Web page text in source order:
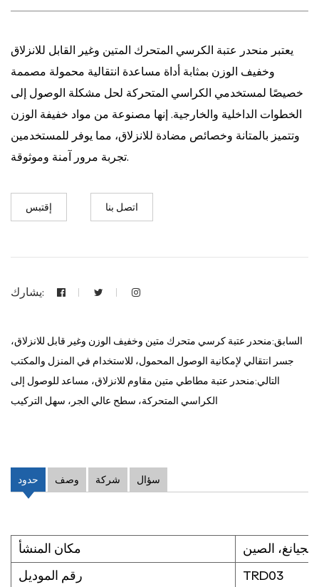
يعتبر منحدر عتبة الكرسي المتحرك المتين وغير القابل للانزلاق
وخفيف الوزن بمثابة أداة مساعدة انتقالية محمولة مصممة
خصيصًا لمستخدمي الكراسي المتحركة لحل مشكلة الوصول إلى
الخطوات الداخلية والخارجية. إنها مصنوعة من مواد خفيفة الوزن
وتتميز بالمتانة وخصائص مضادة للانزلاق، مما يوفر للمستخدمين
تجربة مرور آمنة وموثوقة.
إقتبس اتصل بنا
يشارك:
السابق:منحدر عتبة كرسي متحرك متين وخفيف الوزن وغير قابل للانزلاق،
جسر انتقالي لإمكانية الوصول المحمول، للاستخدام في المنزل والمكتب
التالي:منحدر عتبة مطاطي متين مقاوم للانزلاق، مساعد للوصول إلى
الكراسي المتحركة، سطح عالي الجر، سهل التركيب
حدود وصف شركة سؤال
مكان المنشأ الصين
رقم الموديل TRD03